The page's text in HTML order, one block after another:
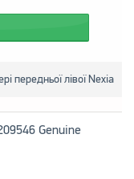
передньої лівої Nexia
Genuine